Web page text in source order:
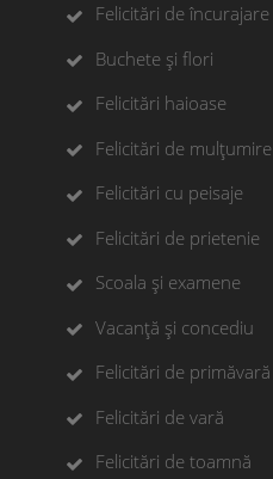
Felicitări de încurajare
Buchete și flori
Felicitări haioase
Felicitări de mulțumire
Felicitări cu peisaje
Felicitări de prietenie
Scoala și examene
Vacanță și concediu
Felicitări de primăvară
Felicitări de vară
Felicitări de toamnă